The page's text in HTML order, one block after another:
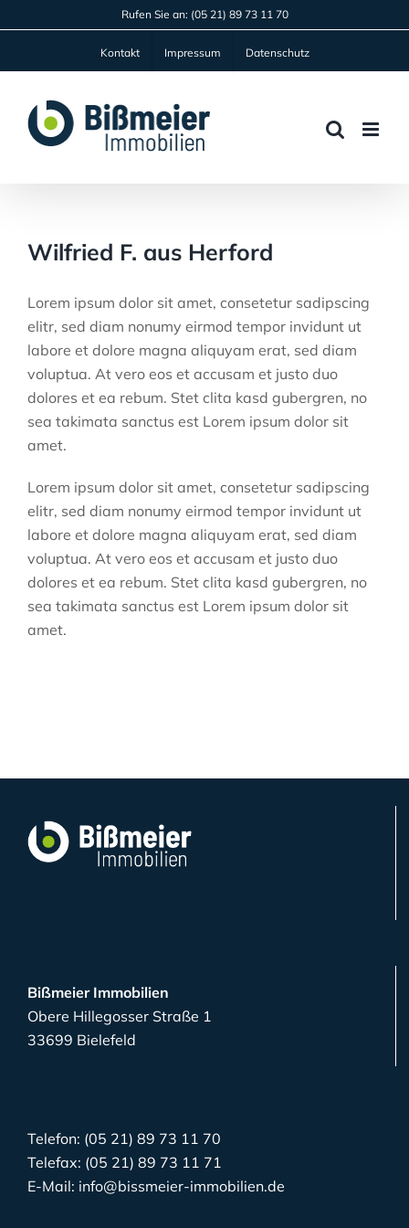
Inhalt
Rufen Sie an: (05 21) 89 73 11 70
Kontakt Impressum Datenschutz
Wilfried F. aus Herford
Lorem ipsum dolor sit amet, consetetur sadipscing
elitr, sed diam nonumy eirmod tempor invidunt ut
labore et dolore magna aliquyam erat, sed diam
voluptua. At vero eos et accusam et justo duo
dolores et ea rebum. Stet clita kasd gubergren, no
sea takimata sanctus est Lorem ipsum dolor sit
amet.
Lorem ipsum dolor sit amet, consetetur sadipscing
elitr, sed diam nonumy eirmod tempor invidunt ut
labore et dolore magna aliquyam erat, sed diam
voluptua. At vero eos et accusam et justo duo
dolores et ea rebum. Stet clita kasd gubergren, no
sea takimata sanctus est Lorem ipsum dolor sit
amet.
Bißmeier Immobilien
Obere Hillegosser Straße 1
33699 Bielefeld
Telefon: (05 21) 89 73 11 70
Telefax: (05 21) 89 73 11 71
E-Mail: info@bissmeier-immobilien.de